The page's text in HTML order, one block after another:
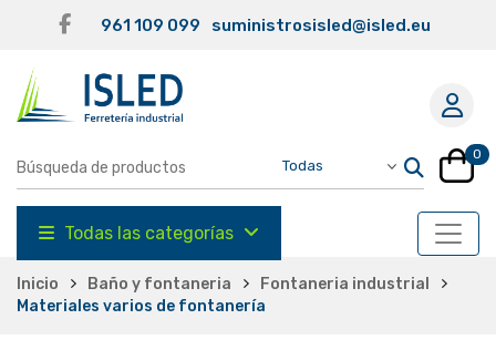
961 109 099 suministrosisled@isled.eu
0
Todas las categorías
Inicio Baño y fontaneria
Fontaneria industrial
Materiales varios de fontanería